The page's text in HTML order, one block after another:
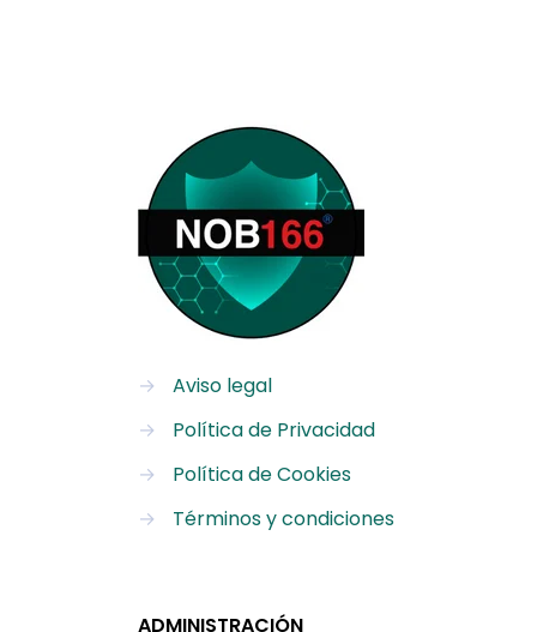
→
Aviso legal
→
Política de Privacidad
→
Política de Cookies
→
Términos y condiciones
ADMINISTRACIÓN